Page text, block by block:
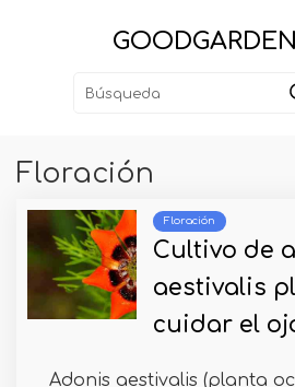
Floración
Floración
Cultivo de
aestivalis
cuidar el
Adonis aestivalis (planta